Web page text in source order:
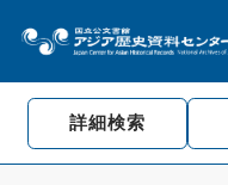
詳細検索